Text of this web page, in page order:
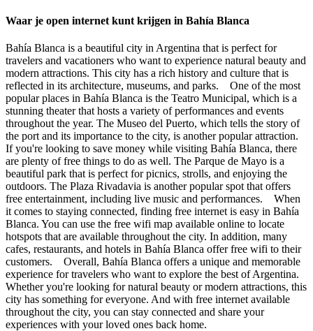
Waar je open internet kunt krijgen in Bahía Blanca
Bahía Blanca is a beautiful city in Argentina that is perfect for
travelers and vacationers who want to experience natural beauty and
modern attractions. This city has a rich history and culture that is
reflected in its architecture, museums, and parks. One of the most
popular places in Bahía Blanca is the Teatro Municipal, which is a
stunning theater that hosts a variety of performances and events
throughout the year. The Museo del Puerto, which tells the story of
the port and its importance to the city, is another popular attraction.
If you're looking to save money while visiting Bahía Blanca, there
are plenty of free things to do as well. The Parque de Mayo is a
beautiful park that is perfect for picnics, strolls, and enjoying the
outdoors. The Plaza Rivadavia is another popular spot that offers
free entertainment, including live music and performances. When
it comes to staying connected, finding free internet is easy in Bahía
Blanca. You can use the free wifi map available online to locate
hotspots that are available throughout the city. In addition, many
cafes, restaurants, and hotels in Bahía Blanca offer free wifi to their
customers. Overall, Bahía Blanca offers a unique and memorable
experience for travelers who want to explore the best of Argentina.
Whether you're looking for natural beauty or modern attractions, this
city has something for everyone. And with free internet available
throughout the city, you can stay connected and share your
experiences with your loved ones back home.